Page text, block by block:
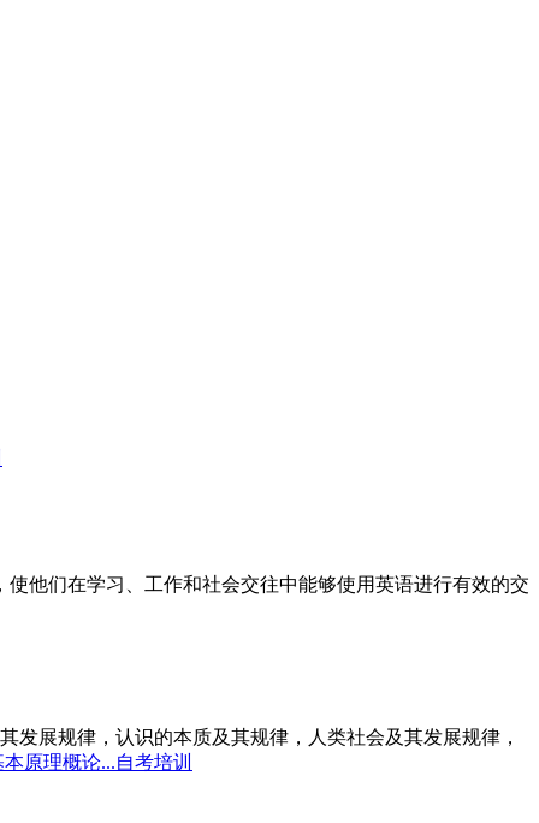
他们在学习、工作和社会交往中能够使用英语进行有效的交
展规律，认识的本质及其规律，人类社会及其发展规律，
原理概论...自考培训